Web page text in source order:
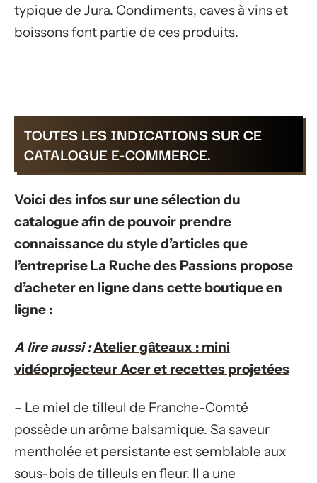
typique de Jura. Condiments, caves à vins et
boissons font partie de ces produits.
TOUTES LES INDICATIONS SUR CE
CATALOGUE E-COMMERCE.
Voici des infos sur une sélection du
catalogue afin de pouvoir prendre
connaissance du style d’articles que
l’entreprise La Ruche des Passions propose
d’acheter en ligne dans cette boutique en
ligne :
A lire aussi :Atelier gâteaux : mini
vidéoprojecteur Acer et recettes projetées
– Le miel de tilleul de Franche-Comté
possède un arôme balsamique. Sa saveur
mentholée et persistante est semblable aux
sous-bois de tilleuls en fleur. Il a une